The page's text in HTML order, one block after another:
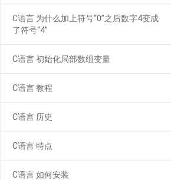
C语言 为什么加上符号“0”之后数字4变成
了符号“4”
C语言 初始化局部数组变量
C语言 教程
C语言 历史
C语言 特点
C语言 如何安装